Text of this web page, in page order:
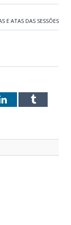
E ATAS DAS SESSÕES
LinkedInTumblr